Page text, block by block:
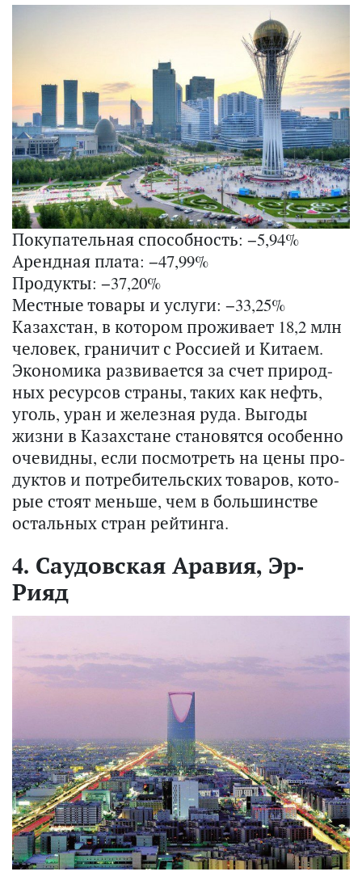
Покупательная способность: −5,94%
Арендная плата: −47,99%
Продукты: −37,20%
Местные товары и услуги: −33,25%
Ка­зах­стан, в ко­то­ром про­жи­ва­ет 18,2 млн
че­ло­век, гра­ни­чит с Рос­си­ей и Ки­та­ем.
Эко­но­ми­ка раз­ви­ва­ет­ся за счет при­род­
ных ре­сур­сов стра­ны, таких как нефть,
уголь, уран и же­лез­ная руда. Вы­го­ды
жизни в Ка­зах­стане ста­но­вят­ся осо­бен­но
оче­вид­ны, если по­смот­реть на цены про­
дук­тов и по­тре­би­тель­ских то­ва­ров, ко­то­
рые стоят мень­ше, чем в боль­шин­стве
осталь­ных стран рей­тин­га.
4. Саудовская Аравия, Эр-
Рияд